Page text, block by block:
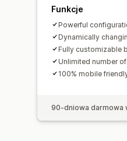
Funkcje
Powerful
Dynamically
Fully customizable
Unlimited number
100% mobile
90-dniowa darmowa